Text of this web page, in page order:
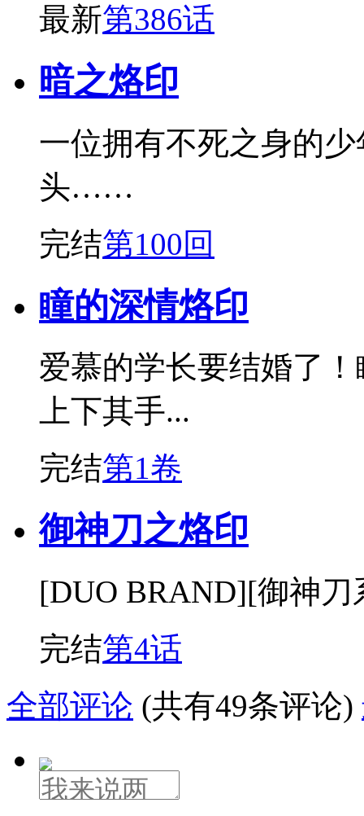
最新第386话
暗之烙印
一位拥有不死之身的
头……
完结第100回
瞳的深情烙印
爱慕的学长要结婚了
上下其手...
完结第1卷
御神刀之烙印
[DUO BRAND][御神
完结第4话
全部评论 (共有49条评论)